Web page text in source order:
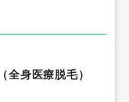
全身医療脱毛）